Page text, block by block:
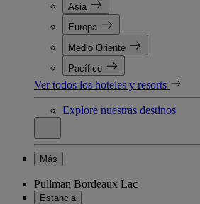
Asia
Europa
Medio Oriente
Pacífico
Ver todos los hoteles y resorts
Explore nuestras destinos
Más
Pullman Bordeaux Lac
Estancia